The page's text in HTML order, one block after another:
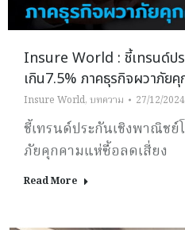
Insure World : ชี้เทรนด์ป
เกิน7.5% ภาคธุรกิจผวาภัย
Insure World, บทความ 27/12/2024
ชี้เทรนด์ประกันเชิงพาณิชย์
ภัยคุกคามแห่ซื้อลดเสี่ยง
Read More